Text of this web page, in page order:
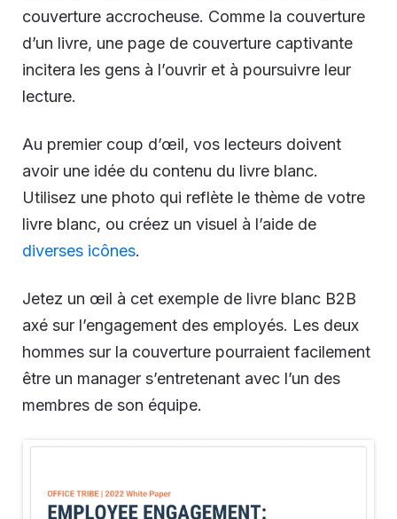
couverture accrocheuse. Comme la couverture
d’un livre, une page de couverture captivante
incitera les gens à l’ouvrir et à poursuivre leur
lecture.
Au premier coup d’œil, vos lecteurs doivent
avoir une idée du contenu du livre blanc.
Utilisez une photo qui reflète le thème de votre
livre blanc, ou créez un visuel à l’aide de
diverses icônes.
Jetez un œil à cet exemple de livre blanc B2B
axé sur l’engagement des employés. Les deux
hommes sur la couverture pourraient facilement
être un manager s’entretenant avec l’un des
membres de son équipe.